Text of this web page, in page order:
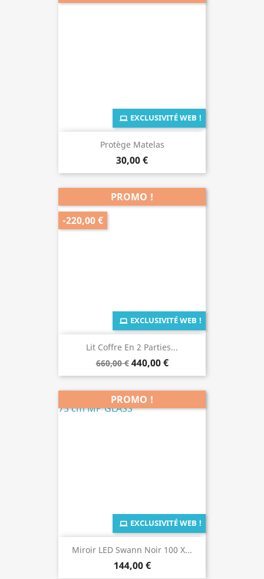
Protège Matelas
30,00 €
EXCLUSIVITÉ WEB !
Lit Coffre En 2 Parties...
660,00 € 440,00 €
EXCLUSIVITÉ WEB !
PROMO !
-220,00 €
Miroir LED Swann Noir 100 X...
144,00 €
EXCLUSIVITÉ WEB !
PROMO !